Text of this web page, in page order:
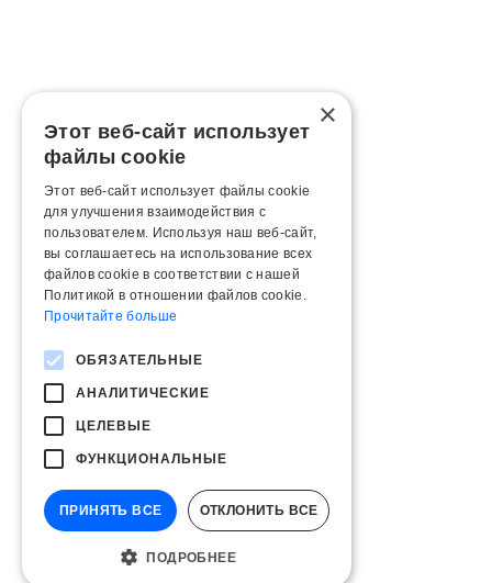
×
Этот веб-сайт использует
файлы cookie
Этот веб-сайт использует файлы cookie
для улучшения взаимодействия с
пользователем. Используя наш веб-сайт,
вы соглашаетесь на использование всех
файлов cookie в соответствии с нашей
Политикой в ​​отношении файлов cookie.
Прочитайте больше
ОБЯЗАТЕЛЬНЫЕ
АНАЛИТИЧЕСКИЕ
ЦЕЛЕВЫЕ
ФУНКЦИОНАЛЬНЫЕ
ПРИНЯТЬ ВСЕ ОТКЛОНИТЬ ВСЕ
ПОДРОБНЕЕ